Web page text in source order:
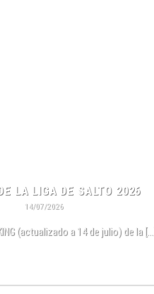
LA LIGA DE SALTO 2026
14/07/2026
(actualizado a 14 de julio) de la [...]